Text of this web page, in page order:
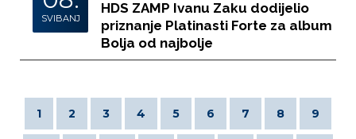
SVIBANJ
HDS ZAMP Ivanu Zaku dodijelio
priznanje Platinasti Forte za album
Bolja od najbolje
1 2 3 4 5 6 7 8 9